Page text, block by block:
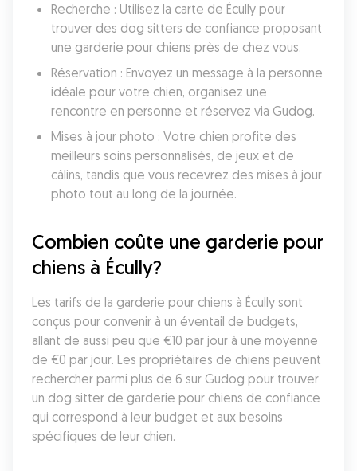
Recherche : Utilisez la carte de Écully pour
trouver des dog sitters de confiance proposant
une garderie pour chiens près de chez vous.
Réservation : Envoyez un message à la personne
idéale pour votre chien, organisez une
rencontre en personne et réservez via Gudog.
Mises à jour photo : Votre chien profite des
meilleurs soins personnalisés, de jeux et de
câlins, tandis que vous recevrez des mises à jour
photo tout au long de la journée.
Combien coûte une garderie pour
chiens à Écully?
Les tarifs de la garderie pour chiens à Écully sont
conçus pour convenir à un éventail de budgets,
allant de aussi peu que €10 par jour à une moyenne
de €0 par jour. Les propriétaires de chiens peuvent
rechercher parmi plus de 6 sur Gudog pour trouver
un dog sitter de garderie pour chiens de confiance
qui correspond à leur budget et aux besoins
spécifiques de leur chien.